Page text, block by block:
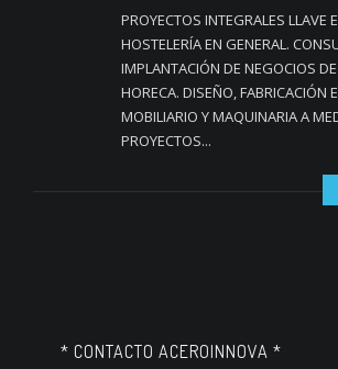
PROYECTOS INTEGRALES LLAVE
HOSTELERÍA EN GENERAL.
IMPLANTACIÓN DE NEGOCIOS
HORECA. DISEÑO, FABRICACIÓN
MOBILIARIO Y MAQUINARIA A
PROYECTOS...
* CONTACTO ACEROINNOVA *